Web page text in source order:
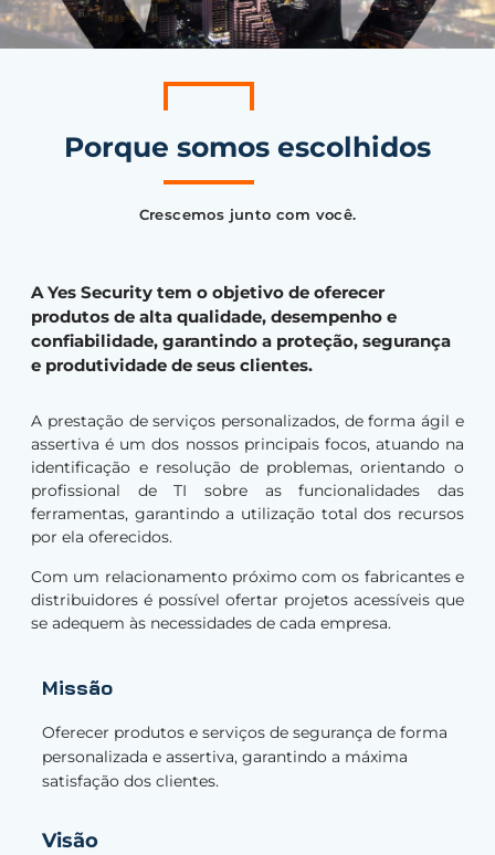
Porque somos escolhidos
Crescemos junto com você.
A Yes Security tem o objetivo de oferecer
produtos de alta qualidade, desempenho e
confiabilidade, garantindo a proteção, segurança
e produtividade de seus clientes.
A prestação de serviços personalizados, de forma ágil e
assertiva é um dos nossos principais focos, atuando na
identificação e resolução de problemas, orientando o
profissional de TI sobre as funcionalidades das
ferramentas, garantindo a utilização total dos recursos
por ela oferecidos.
Com um relacionamento próximo com os fabricantes e
distribuidores é possível ofertar projetos acessíveis que
se adequem às necessidades de cada empresa.
Missão
Oferecer produtos e serviços de segurança de forma
personalizada e assertiva, garantindo a máxima
satisfação dos clientes.
Visão